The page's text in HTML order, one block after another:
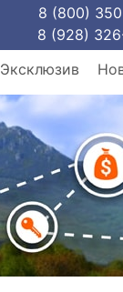
8 (800)
8 (928)
Эксклюзив